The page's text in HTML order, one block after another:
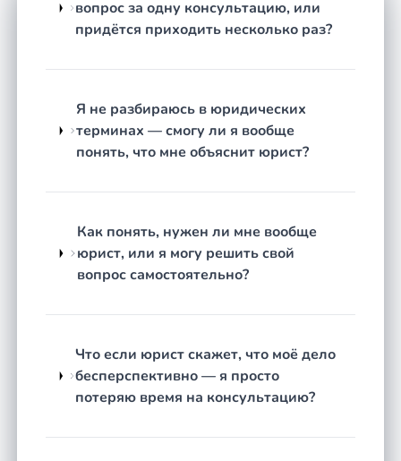
заявления, жалобы в различные
Честная оценка перспектив.Юрист изучает
вашу ситуацию и прямо говорит, есть ли
основания для защиты, каковы реальные
ненужных услуг.
Разработка стратегии. Определяется
оптимальный путь: переговоры, досудебная
или исковое заявление в суд.
необходимый пакет: претензии, заявления,
процессуальные документы — с учётом
требований конкретного органа или суда.
вопрос за одну консультацию, или
придётся приходить несколько раз?
Я не разбираюсь в юридических
терминах — смогу ли я вообще
понять, что мне объяснит юрист?
Как понять, нужен ли мне вообще
юрист, или я могу решить свой
вопрос самостоятельно?
Что если юрист скажет, что моё дело
бесперспективно — я просто
потеряю время на консультацию?